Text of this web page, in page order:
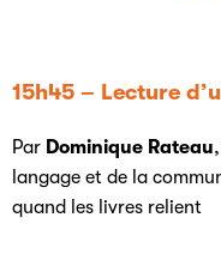
15h45 – Lecture
Par Dominique Rateau
langage et de la
quand les livres relient